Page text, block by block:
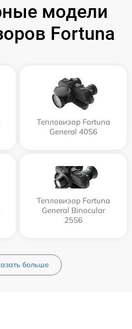
модели
Fortuna
Тепловизор Fortuna
General 40S6
Тепловизор Fortuna
General Binocular
25S6
больше